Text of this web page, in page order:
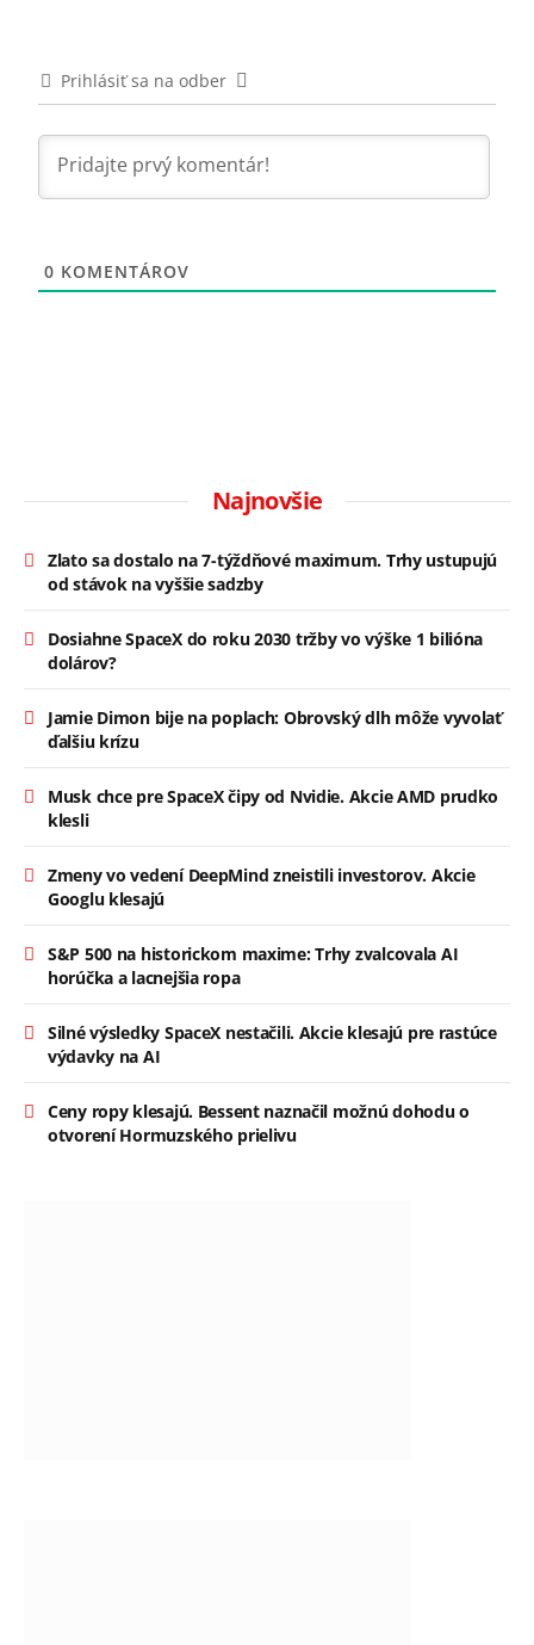
Prihlásiť sa na odber
0 KOMENTÁROV
Najnovšie
Zlato sa dostalo na 7-týždňové maximum. Trhy ustupujú
od stávok na vyššie sadzby
Dosiahne SpaceX do roku 2030 tržby vo výške 1 bilióna
dolárov?
Jamie Dimon bije na poplach: Obrovský dlh môže vyvolať
ďalšiu krízu
Musk chce pre SpaceX čipy od Nvidie. Akcie AMD prudko
klesli
Zmeny vo vedení DeepMind zneistili investorov. Akcie
Googlu klesajú
S&P 500 na historickom maxime: Trhy zvalcovala AI
horúčka a lacnejšia ropa
Silné výsledky SpaceX nestačili. Akcie klesajú pre rastúce
výdavky na AI
Ceny ropy klesajú. Bessent naznačil možnú dohodu o
otvorení Hormuzského prielivu